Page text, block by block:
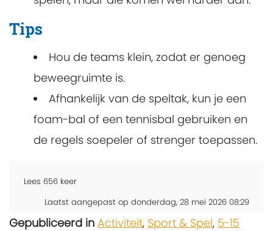
Tips
Hou de teams klein, zodat er genoeg
beweegruimte is.
Afhankelijk van de speltak, kun je een
foam-bal of een tennisbal gebruiken en
de regels soepeler of strenger toepassen.
Lees 656 keer
Laatst aangepast op donderdag, 28 mei 2026 08:29
Gepubliceerd in Activiteit, Sport & Spel, 5-15